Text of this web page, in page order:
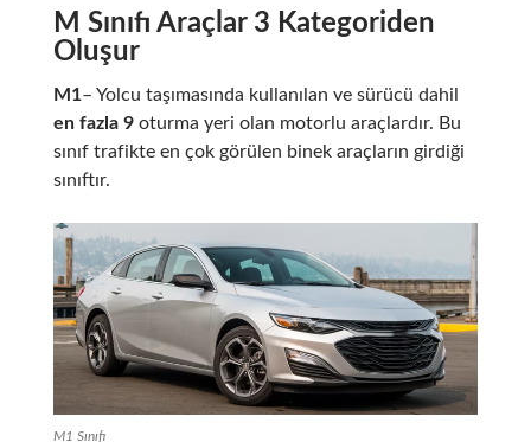
M Sınıfı Araçlar 3 Kategoriden
Oluşur
M1– Yolcu taşımasında kullanılan ve sürücü dahil
en fazla 9oturma yeri olan motorlu araçlardır. Bu
sınıf trafikte en çok görülen binek araçların girdiği
sınıftır.
M1 Sınıfı